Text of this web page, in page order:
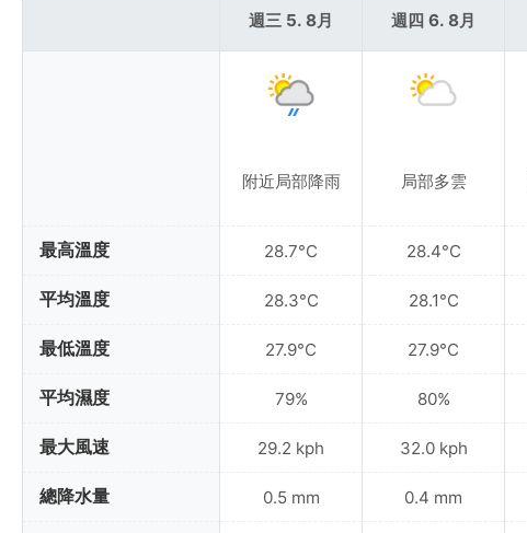
最高溫度
平均溫度
最低溫度
平均濕度
最大風速
總降水量
週三 5. 8月
附近局部降雨
28.7°C
28.3°C
27.9°C
79%
29.2 kph
0.5 mm
週四 6. 8月
局部多雲
28.4°C
28.1°C
27.9°C
80%
32.0 kph
0.4 mm